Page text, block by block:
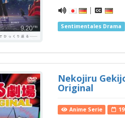
|
Sentimentales Drama
Nekojiru
Original
Anime Serie